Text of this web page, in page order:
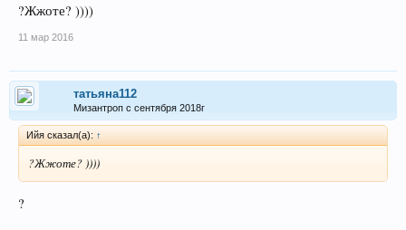
?Жжоте? ))))
11 мар 2016
татьяна112
Мизантроп с сентября 2018г
Ийя сказал(а): ↑
?Жжоте? ))))
?